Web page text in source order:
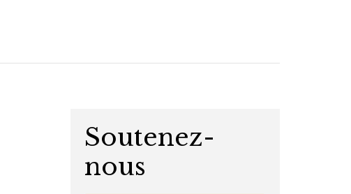
Soutenez-
nous